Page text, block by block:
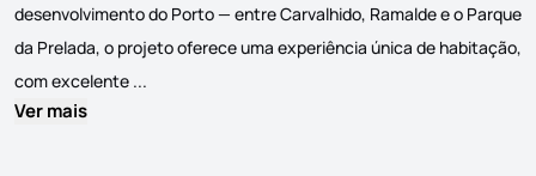
desenvolvimento do Porto — entre Carvalhido, Ramalde e o Parque
da Prelada, o projeto oferece uma experiência única de habitação,
com excelente ...
Ver mais